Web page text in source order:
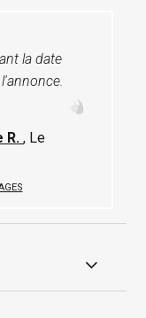
la date
R. , Le